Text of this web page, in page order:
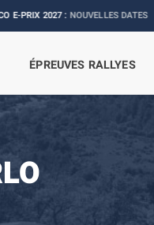
: NOUVELLES DATESI
ÉPREUVES RALLYES